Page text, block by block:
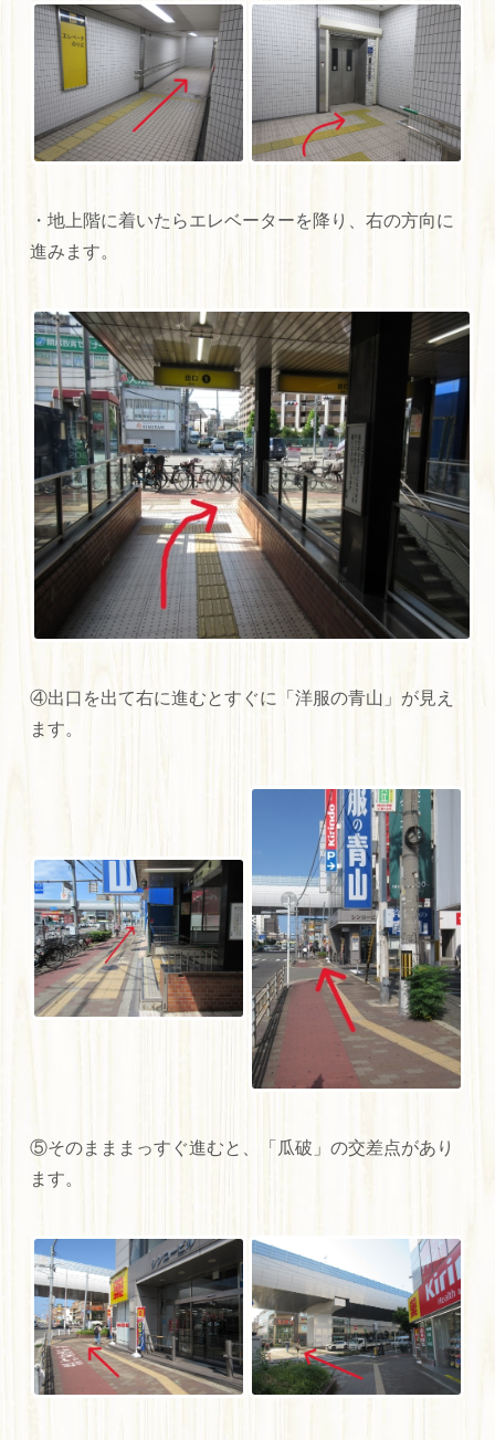
・地上階に着いたらエレベーターを降り、右の方向に
進みます。
④出口を出て右に進むとすぐに「洋服の青山」が見え
ます。
⑤そのまままっすぐ進むと、「瓜破」の交差点があり
ます。